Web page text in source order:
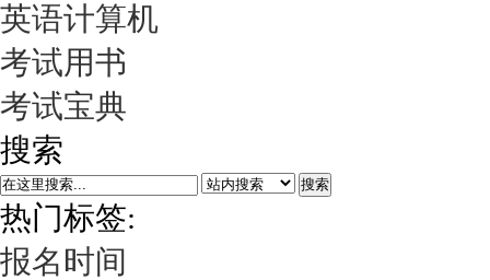
英语计算机
考试用书
考试宝典
搜索
搜索
热门标签:
报名时间